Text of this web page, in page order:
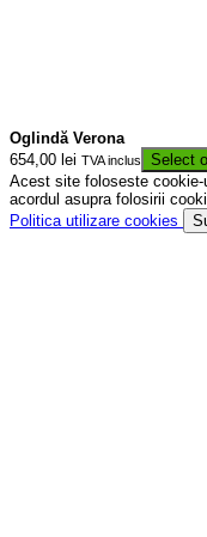
Oglindă Verona
654,00 lei TVA inclus
Select
Acest site foloseste
acordul asupra folosirii
Politica utilizare cookies